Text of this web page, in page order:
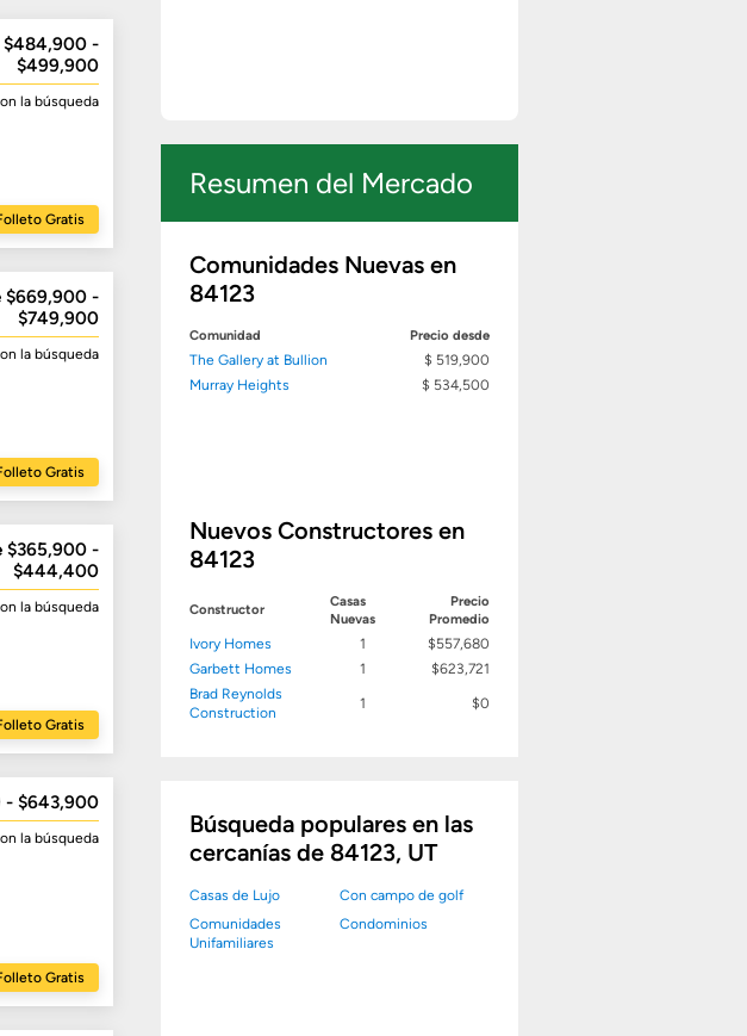
$484,900 -
$499,900
la búsqueda
Gratis
$669,900 -
$749,900
la búsqueda
Gratis
$365,900 -
$444,400
la búsqueda
Gratis
- $643,900
la búsqueda
Gratis
Resumen del Mercado
Comunidades Nuevas en
84123
Comunidad
Precio desde
The Gallery at Bullion
$ 519,900
Murray Heights
$ 534,500
Nuevos Constructores en
84123
Constructor
Casas
Nuevas
Precio
Promedio
Ivory Homes
1
$557,680
Garbett Homes
1
$623,721
Brad Reynolds
Construction
1 $0
Búsqueda populares en las
cercanías de 84123, UT
Casas de Lujo
Comunidades
Unifamiliares
Con campo de golf
Condominios